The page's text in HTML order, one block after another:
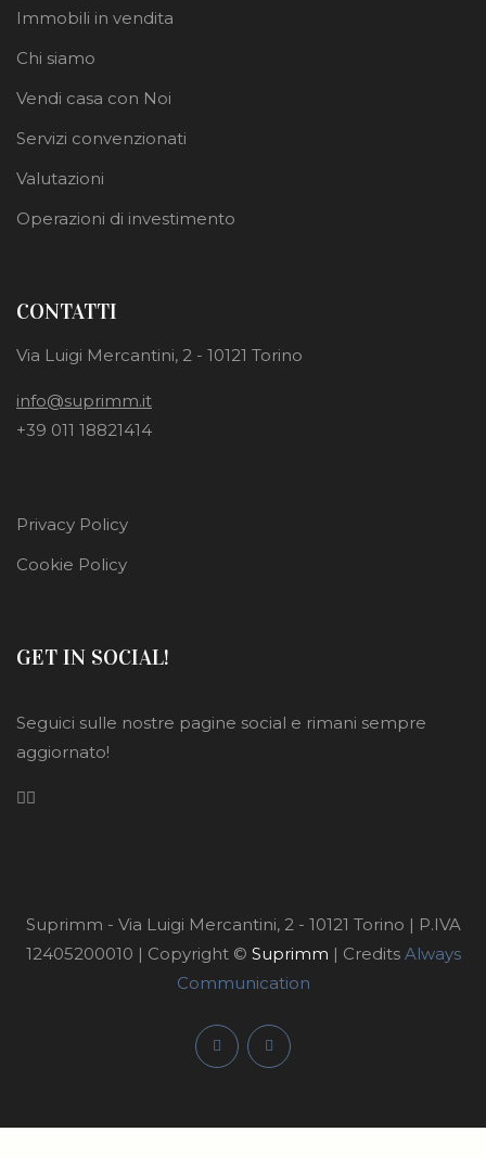
Immobili in vendita
Chi siamo
Vendi casa con Noi
Servizi convenzionati
Valutazioni
Operazioni di investimento
CONTATTI
Via Luigi Mercantini, 2 - 10121 Torino
info@suprimm.it
+39 011 18821414
Privacy Policy
Cookie Policy
GET IN SOCIAL!
Seguici sulle nostre pagine social e rimani sempre
aggiornato!
Suprimm - Via Luigi Mercantini, 2 - 10121 Torino | P.IVA
12405200010 | Copyright © Suprimm | Credits Always
Communication